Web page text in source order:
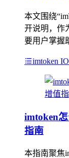
本文围绕
开说明，作
要用户掌握
imtoken
imtoken
指南
本指南聚焦